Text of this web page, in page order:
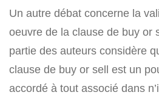
Un autre débat concerne la
oeuvre de la clause de buy or
partie des auteurs considère
clause de buy or sell est un
accordé à tout associé dans